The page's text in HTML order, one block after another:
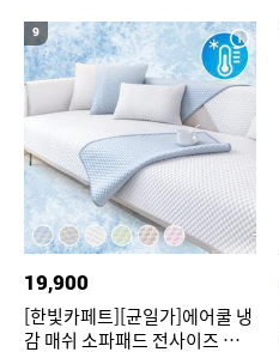
9
19,900
[한빛카페트][균일가]에어쿨 냉
감 매쉬 소파패드 전사이즈 균일